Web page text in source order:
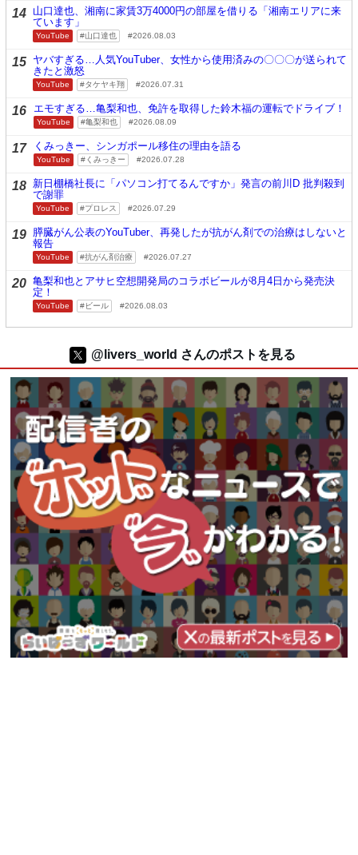
14 山口達也、湘南に家賃3万4000円の部屋を借りる「湘南エリアに来
ています」
YouTube 山口達也 2026.08.03
15 ヤバすぎる…人気YouTuber、女性から使用済みの〇〇〇が送られて
きたと激怒
YouTube タケヤキ翔 2026.07.31
16 エモすぎる…亀梨和也、免許を取得した鈴木福の運転でドライブ！
YouTube 亀梨和也 2026.08.09
17 くみっきー、シンガポール移住の理由を語る
YouTube くみっきー 2026.07.28
18 新日棚橋社長に「パソコン打てるんですか」発言の前川D 批判殺到
で謝罪
YouTube プロレス 2026.07.29
19 膵臓がん公表のYouTuber、再発したが抗がん剤での治療はしないと
報告
YouTube 抗がん剤治療 2026.07.27
20 亀梨和也とアサヒ空想開発局のコラボビールが8月4日から発売決
定！
YouTube ビール 2026.08.03
@livers_world さんのポストを見る